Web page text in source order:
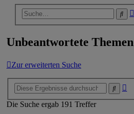
Unbeantwortete Themen
Zur erweiterten Suche
Die Suche ergab 191 Treffer